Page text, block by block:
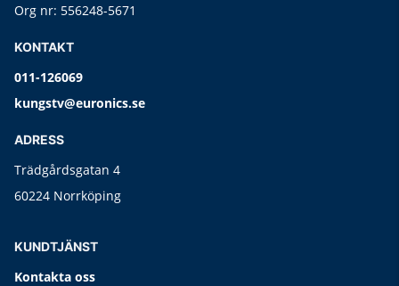
Org nr: 556248-5671
KONTAKT
011-126069
kungstv@euronics.se
ADRESS
Trädgårdsgatan 4
60224 Norrköping
KUNDTJÄNST
Kontakta oss